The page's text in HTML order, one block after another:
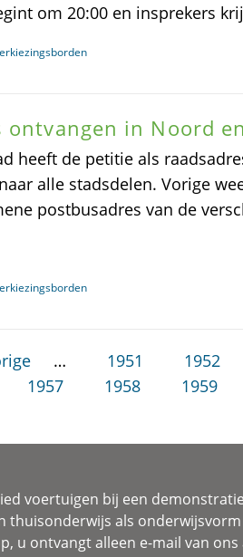
om 20:00 en insprekers
ontvangen in Noord
heeft de petitie als
alle stadsdelen. Vorige
postbusadres van de
… 1951 1952
1957 1958 1959
voertuigen bij een demonstratie
thuisonderwijs als onderwijsvorm
u ontvangt alleen e-mail van